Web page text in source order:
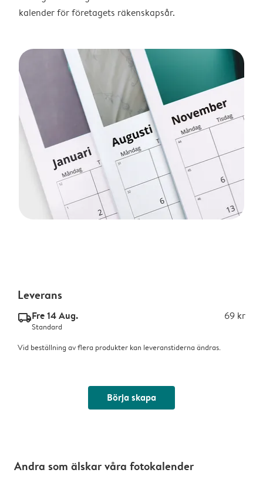
kalender för företagets räkenskapsår.
Leverans
delivery_standard_v2Fre 14 Aug. 69 kr
Standard
Vid beställning av flera produkter kan leveranstiderna ändras.
Börja skapa
Andra som älskar våra fotokalender